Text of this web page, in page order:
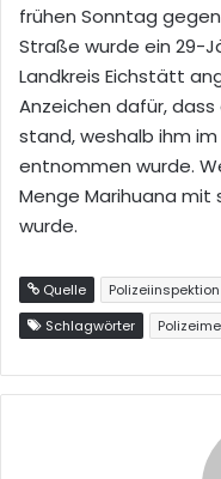
frühen Sonntag
Straße wurde ein 29-
Landkreis Eichstätt
Anzeichen dafür,
stand, weshalb ihm
entnommen wurde.
Menge Marihuana mit
wurde.
Quelle
Schlagwörter